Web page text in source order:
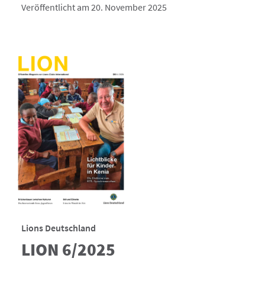
Veröffentlicht am 20. November 2025
Lions Deutschland
LION 6/2025